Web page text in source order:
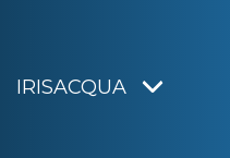
IRISACQUA